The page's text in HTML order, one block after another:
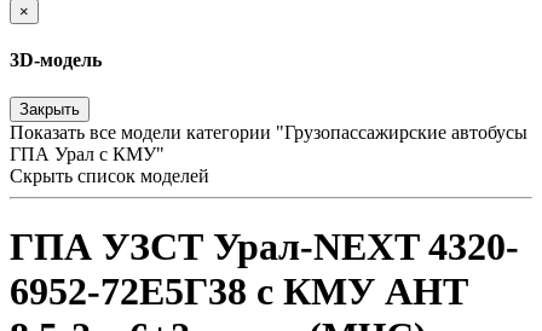
×
3D-модель
Закрыть
Показать все модели категории "Грузопассажирские автобусы
ГПА Урал с КМУ"
Скрыть список моделей
ГПА УЗСТ Урал-NEXT 4320-
6952-72Е5Г38 с КМУ АНТ